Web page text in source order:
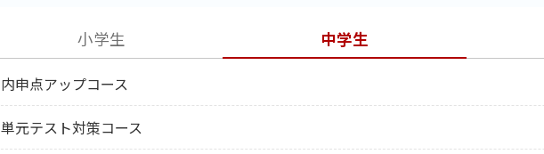
小学生 中学生
内申点アップコース
単元テスト対策コース